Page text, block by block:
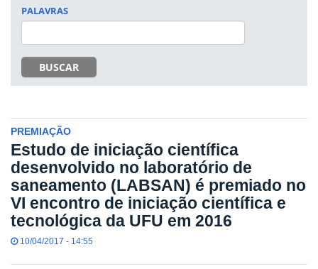
PALAVRAS
BUSCAR
PREMIAÇÃO
Estudo de iniciação científica
desenvolvido no laboratório de
saneamento (LABSAN) é premiado no
VI encontro de iniciação científica e
tecnológica da UFU em 2016
10/04/2017 - 14:55